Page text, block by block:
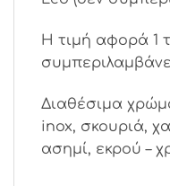
Η τιμή αφορά 1
Διαθέσιμα
inox, σκουριά,
ασημί, εκρού –